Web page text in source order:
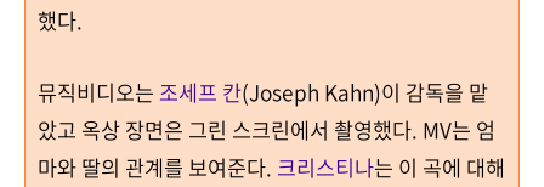
했다.
뮤직비디오는 조세프 칸(Joseph Kahn)이 감독을 맡
았고 옥상 장면은 그린 스크린에서 촬영했다. MV는 엄
마와 딸의 관계를 보여준다. 크리스티나는 이 곡에 대해